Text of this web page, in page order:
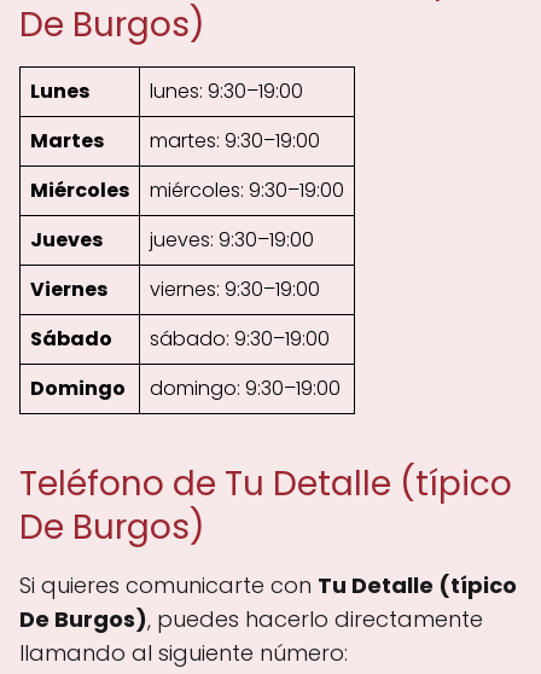
De Burgos)
Lunes
lunes: 9:30–19:00
Martes
martes: 9:30–19:00
Miércoles
miércoles: 9:30–19:00
Jueves
jueves: 9:30–19:00
Viernes
viernes: 9:30–19:00
Sábado
sábado: 9:30–19:00
Domingo
domingo: 9:30–19:00
Teléfono de Tu Detalle (típico
De Burgos)
Si quieres comunicarte con Tu Detalle (típico
De Burgos), puedes hacerlo directamente
llamando al siguiente número: